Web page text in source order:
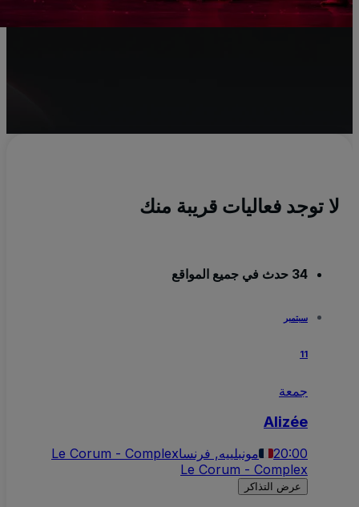
لا توجد فعاليات قريبة منك
34 حدث في جميع المواقع
سبتمبر
جمعة
Alizée
20:00 مونبلييه, فرنساLe Corum - Complex
Le Corum - Complex
عرض التذاكر